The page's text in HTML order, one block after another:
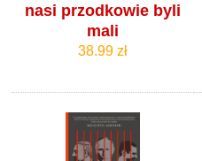
nasi przodkowie byli
mali
38.99 zł